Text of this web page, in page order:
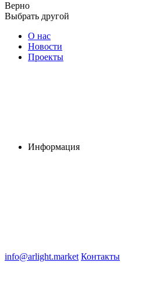
Верно
Выбрать другой
О нас
Новости
Проекты
Информация
info@arlight.market Контакты